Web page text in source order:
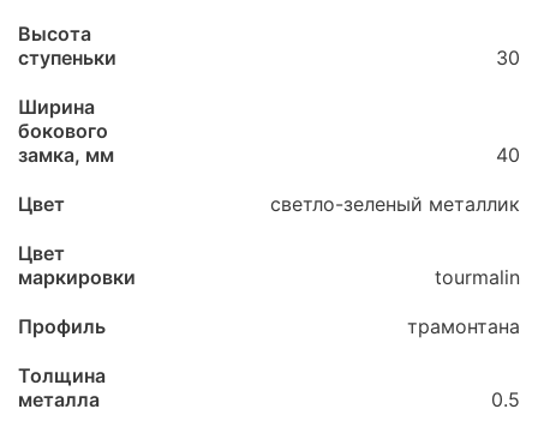
Высота
ступеньки
30
Ширина
бокового
замка, мм
40
Цвет светло-зеленый металлик
Цвет
маркировки
tourmalin
Профиль трамонтана
Толщина
металла
0.5